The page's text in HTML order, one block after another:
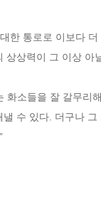
한 통로로 이보다
상력이 그 이상
화소들을 잘 갈무
수 있다. 더구나